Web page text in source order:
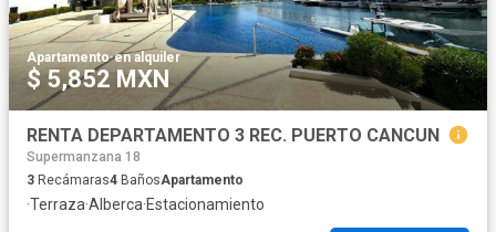
Apartamento·en alquiler
$ 5,852 MXN
RENTA DEPARTAMENTO 3 REC. PUERTO CANCUN
Supermanzana 18
3 Recámaras4 BañosApartamento
·Terraza·Alberca·Estacionamiento